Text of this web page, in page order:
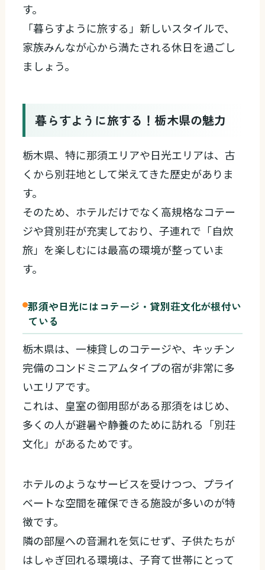
す。
「暮らすように旅する」新しいスタイルで、
家族みんなが心から満たされる休日を過ごし
ましょう。
暮らすように旅する！栃木県の魅力
栃木県、特に那須エリアや日光エリアは、古
くから別荘地として栄えてきた歴史がありま
す。
そのため、ホテルだけでなく高規格なコテー
ジや貸別荘が充実しており、子連れで「自炊
旅」を楽しむには最高の環境が整っていま
す。
那須や日光にはコテージ・貸別荘文化が根付い
ている
栃木県は、一棟貸しのコテージや、キッチン
完備のコンドミニアムタイプの宿が非常に多
いエリアです。
これは、皇室の御用邸がある那須をはじめ、
多くの人が避暑や静養のために訪れる「別荘
文化」があるためです。
ホテルのようなサービスを受けつつ、プライ
ベートな空間を確保できる施設が多いのが特
徴です。
隣の部屋への音漏れを気にせず、子供たちが
はしゃぎ回れる環境は、子育て世帯にとって